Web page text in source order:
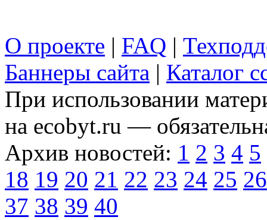
О проекте | FAQ |
Баннеры сайта | Каталог
При использовании
на ecobyt.ru —
Архив новостей: 1 2 3 4 5
18 19 20 21 22 23 24 25 26
37 38 39 40